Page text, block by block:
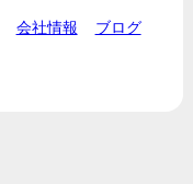
会社情報 ブログ